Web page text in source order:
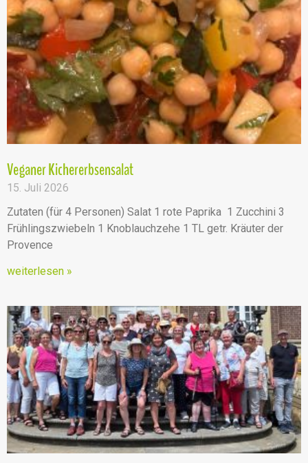
Veganer Kichererbsensalat
15. Juli 2026
Zutaten (für 4 Personen) Salat 1 rote Paprika 1 Zucchini 3
Frühlingszwiebeln 1 Knoblauchzehe 1 TL getr. Kräuter der
Provence
weiterlesen »